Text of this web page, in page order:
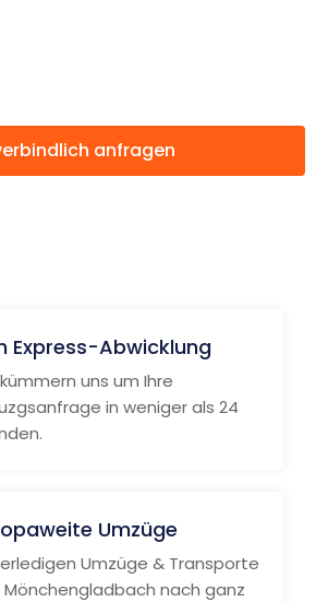
anfragen
Express-Abwicklung
uns um Ihre
in weniger als 24
Umzüge
Umzüge & Transporte
Mönchengladbach nach ganz